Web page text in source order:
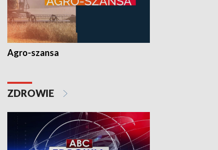
Agro-szansa
ZDROWIE